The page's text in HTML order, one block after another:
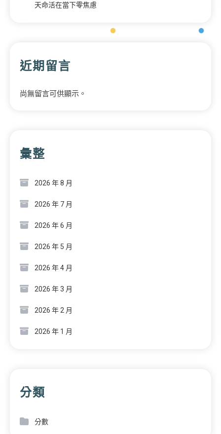
天命活在當下零焦慮
近期留言
尚無留言可供顯示。
彙整
2026 年 8 月
2026 年 7 月
2026 年 6 月
2026 年 5 月
2026 年 4 月
2026 年 3 月
2026 年 2 月
2026 年 1 月
分類
分數